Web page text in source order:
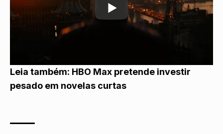
Leia também: HBO Max pretende investir
pesado em novelas curtas